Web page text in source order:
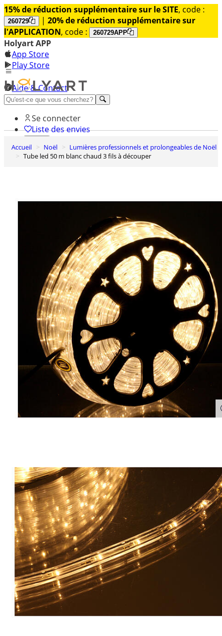
15% de réduction supplémentaire sur le SITE, code :
260729 | 20% de réduction supplémentaire sur
l'APPLICATION, code : 260729APP
Holyart APP
App Store
Play Store
Aide & Contact
Découvrez Premium
Se connecter
Liste des envies
0
Panier
Accueil Noël
Lumières professionnels et prolongeables de Noël
Tube led 50 m blanc chaud 3 fils à découper